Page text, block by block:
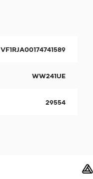
VF1RJA00174741589
WW241UE
29554